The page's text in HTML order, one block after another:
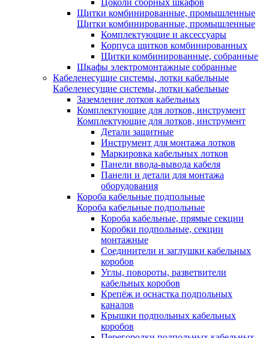
Цоколи сборных шкафов
Щитки комбинированные, промышленные
Щитки комбинированные, промышленные
Комплектующие и аксессуары
Корпуса щитков комбинированных
Щитки комбинированные, собранные
Шкафы электромонтажные собранные
Кабеленесущие системы, лотки кабельные
Кабеленесущие системы, лотки кабельные
Заземление лотков кабельных
Комплектующие для лотков, инструмент
Комплектующие для лотков, инструмент
Детали защитные
Инструмент для монтажа лотков
Маркировка кабельных лотков
Панели ввода-вывода кабеля
Панели и детали для монтажа
оборудования
Короба кабельные подпольные
Короба кабельные подпольные
Короба кабельные, прямые секции
Коробки подпольные, секции
монтажные
Соединители и заглушки кабельных
коробов
Углы, повороты, разветвители
кабельных коробов
Крепёж и оснастка подпольных
каналов
Крышки подпольных кабельных
коробов